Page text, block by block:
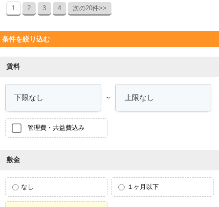
1 2 3 4 次の20件>>
条件を絞り込む
賃料
～
管理費・共益費込み
敷金
なし １ヶ月以下